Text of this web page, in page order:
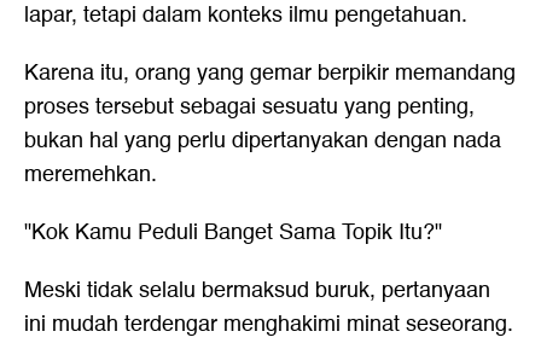
lapar, tetapi dalam konteks ilmu pengetahuan.
Karena itu, orang yang gemar berpikir memandang
proses tersebut sebagai sesuatu yang penting,
bukan hal yang perlu dipertanyakan dengan nada
meremehkan.
"Kok Kamu Peduli Banget Sama Topik Itu?"
Meski tidak selalu bermaksud buruk, pertanyaan
ini mudah terdengar menghakimi minat seseorang.